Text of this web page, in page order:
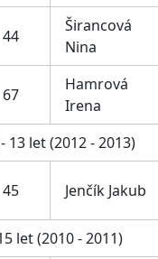
44
Širancová
Nina
67
Hamrová
Irena
13 let (2012 - 2013)
45 Jenčík Jakub
let (2010 - 2011)